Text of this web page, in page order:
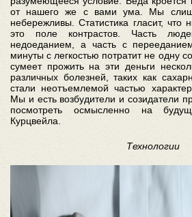
от нашего же с вами ума. Мы
небережливы. Статистика гласит,
это поле контрастов. Часть
недоеданием, а часть с
минуты с легкостью потратит не одну
сумеет прожить на эти деньги
различных болезней, таких как
стали неотъемлемой частью
Мы и есть возбудители и созидатели
посмотреть осмысленно на
Курцвейла.
Технологии